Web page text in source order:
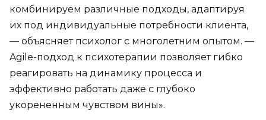
комбинируем различные подходы, адаптируя
их под индивидуальные потребности клиента,
— объясняет психолог с многолетним опытом. —
Agile-подход к психотерапии позволяет гибко
реагировать на динамику процесса и
эффективно работать даже с глубоко
укорененным чувством вины».